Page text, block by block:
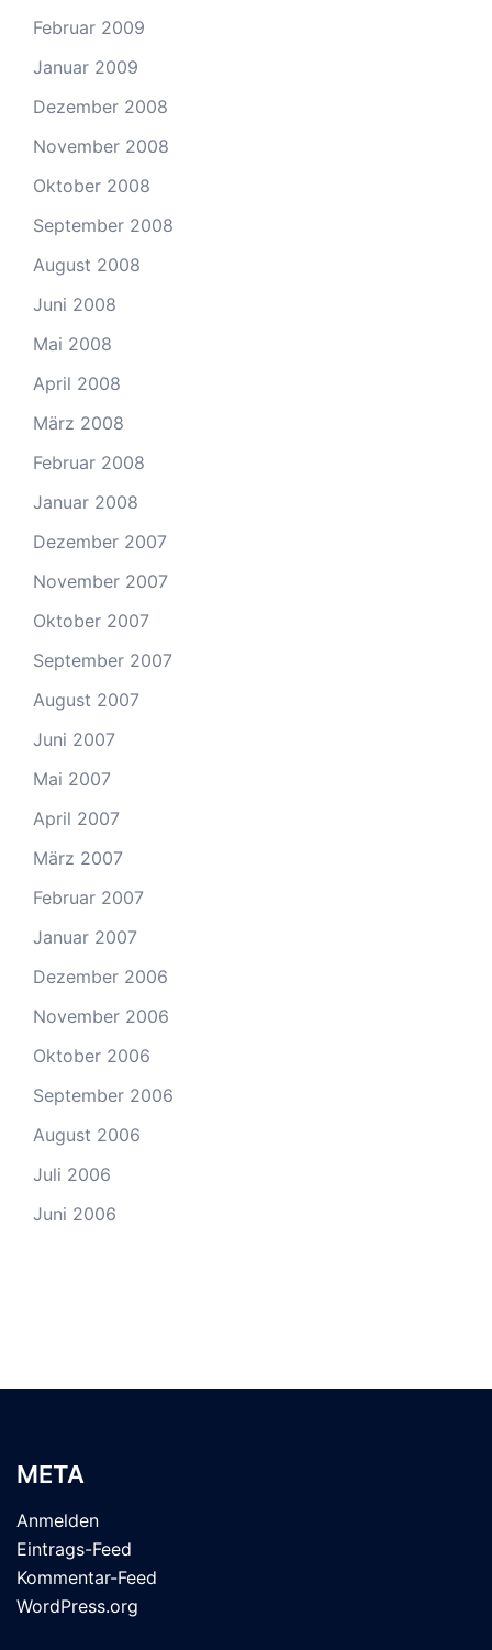
Februar 2009
Januar 2009
Dezember 2008
November 2008
Oktober 2008
September 2008
August 2008
Juni 2008
Mai 2008
April 2008
März 2008
Februar 2008
Januar 2008
Dezember 2007
November 2007
Oktober 2007
September 2007
August 2007
Juni 2007
Mai 2007
April 2007
März 2007
Februar 2007
Januar 2007
Dezember 2006
November 2006
Oktober 2006
September 2006
August 2006
Juli 2006
Juni 2006
META
Anmelden
Eintrags-Feed
Kommentar-Feed
WordPress.org